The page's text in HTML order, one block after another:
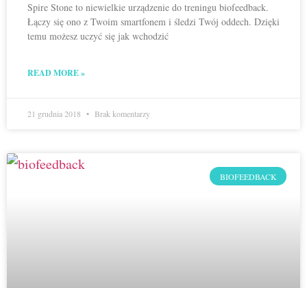
Spire Stone to niewielkie urządzenie do treningu biofeedback.
Łączy się ono z Twoim smartfonem i śledzi Twój oddech. Dzięki
temu możesz uczyć się jak wchodzić
READ MORE »
21 grudnia 2018 Brak komentarzy
BIOFEEDBACK